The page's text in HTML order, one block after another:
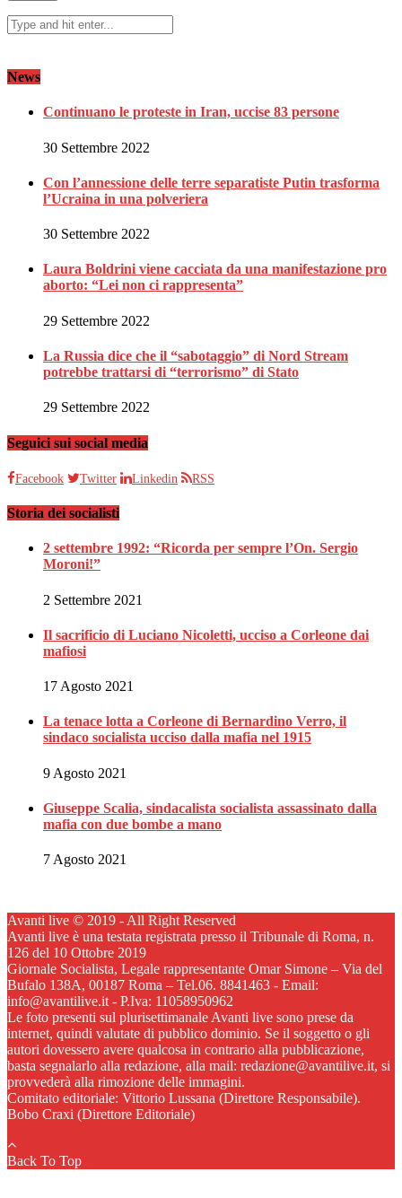
News
Continuano le proteste in Iran, uccise 83 persone
30 Settembre 2022
Con l’annessione delle terre separatiste Putin trasforma
l’Ucraina in una polveriera
30 Settembre 2022
Laura Boldrini viene cacciata da una manifestazione pro
aborto: “Lei non ci rappresenta”
29 Settembre 2022
La Russia dice che il “sabotaggio” di Nord Stream
potrebbe trattarsi di “terrorismo” di Stato
29 Settembre 2022
Seguici sui social media
Facebook Twitter Linkedin RSS
Storia dei socialisti
2 settembre 1992: “Ricorda per sempre l’On. Sergio
Moroni!”
2 Settembre 2021
Il sacrificio di Luciano Nicoletti, ucciso a Corleone dai
mafiosi
17 Agosto 2021
La tenace lotta a Corleone di Bernardino Verro, il
sindaco socialista ucciso dalla mafia nel 1915
9 Agosto 2021
Giuseppe Scalia, sindacalista socialista assassinato dalla
mafia con due bombe a mano
7 Agosto 2021
Avanti live © 2019 - All Right Reserved
Avanti live è una testata registrata presso il Tribunale di Roma, n.
126 del 10 Ottobre 2019
Giornale Socialista, Legale rappresentante Omar Simone – Via del
Bufalo 138A, 00187 Roma – Tel.06. 8841463 - Email:
info@avantilive.it - P.Iva: 11058950962
Le foto presenti sul plurisettimanale Avanti live sono prese da
internet, quindi valutate di pubblico dominio. Se il soggetto o gli
autori dovessero avere qualcosa in contrario alla pubblicazione,
basta segnalarlo alla redazione, alla mail: redazione@avantilive.it, si
provvederà alla rimozione delle immagini.
Comitato editoriale: Vittorio Lussana (Direttore Responsabile).
Bobo Craxi (Direttore Editoriale)
Back To Top